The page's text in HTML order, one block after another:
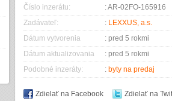
Číslo inzerátu:
: AR-02FO-165916
Zadávateľ:
: LEXXUS, a.s.
Dátum vytvorenia
: pred 5 rokmi
Dátum aktualizovania
: pred 5 rokmi
Podobné inzeráty:
: byty na predaj
Zdielať na Facebook Zdielať na